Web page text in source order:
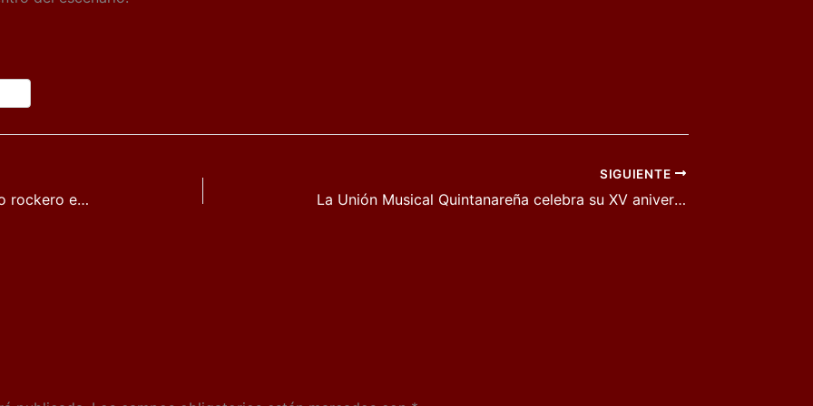
Iggy Pop imparte una lección de músculo rockero en Universal Music Festival en el Teatro Real de Madrid
SIGUIENTE
La Unión Musical Quintanareña celebra su XV aniversario con un concierto el día 7 de agosto en la Pista Jardín Colón de Quintanar de la Orden.